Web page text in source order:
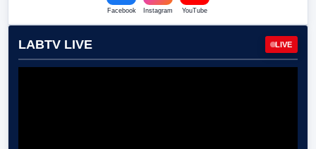
Facebook Instagram YouTube
LABTV LIVE LIVE